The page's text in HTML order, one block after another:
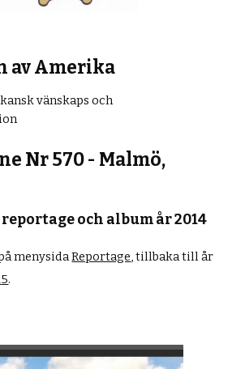
av Amerika
vänskaps och
Nr 570 - Malmö,
och album år 2014
menysidaReportage ,tillbaka till år
5.